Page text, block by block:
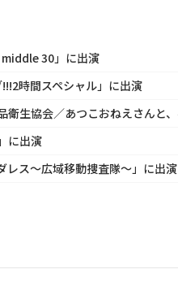
30」に出演
時間スペシャル」に出演
に出演
レス～広域移動捜査隊～」に出演